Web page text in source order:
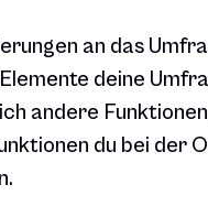
an das
deine
andere
du bei der